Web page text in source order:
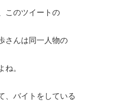
このツイートの
さんは同一人物の
ね。
、バイトをしている